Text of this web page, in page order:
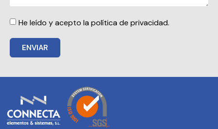
He leído y acepto la política de privacidad.
ENVIAR